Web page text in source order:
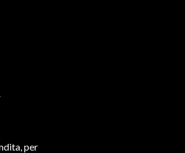
per